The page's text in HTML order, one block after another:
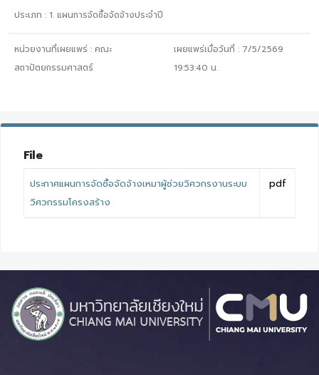
ประเภท : 1. แผนการจัดซื้อจัดจ้างประจำปี
หน่วยงานที่เผยแพร่ : คณะ
สถาปัตยกรรมศาสตร์
เผยแพร่เมื่อวันที่ : 7/5/2569
19:53:40 น.
File
ประกาศแผนการจัดซื้อจัดจ้างเหมาผู้ช่วยวิศวกรงานระบบ
วิศวกรรมโครงสร้าง
pdf